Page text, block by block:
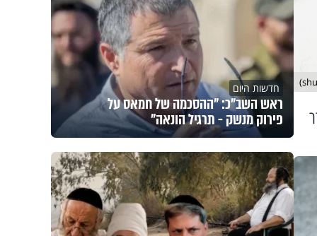
חדשות היום
ראש השב"כ: "ההסכמה של חמאס על
פירוק מנשק - תרגיל הונאה"